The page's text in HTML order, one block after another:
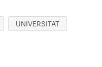
UNIVERSITAT